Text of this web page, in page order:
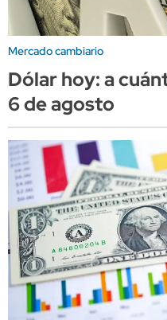
Mercado cambiario
Dólar hoy: a
6 de agosto